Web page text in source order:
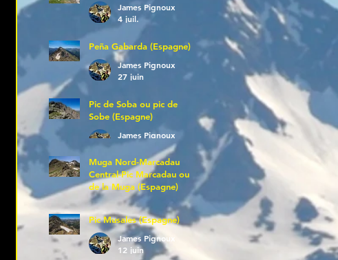
James Pignoux
4 juil.
Peña Gabarda (Espagne)
James Pignoux
27 juin
Pic de Soba ou pic de
Sobe (Espagne)
James Pignoux
25 juin
Muga Nord-Marcadau
Central-Pic Marcadau ou
de la Muga (Espagne)
James Pignoux
21 juin
Pic Musales (Espagne)
James Pignoux
12 juin